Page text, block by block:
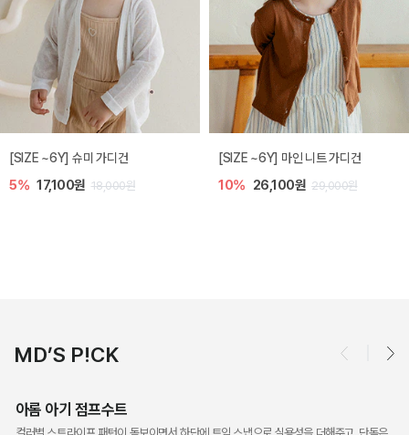
밀라 아기 점프수트
10% 30,600원 34,000원
밀라 아기 셋업
20% 35,200원 44,000원
MD’S P!CK
아롬 아기 점프수트